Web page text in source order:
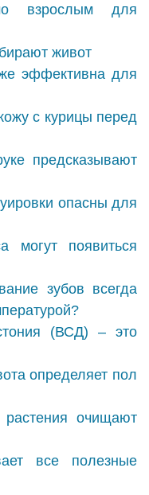
взрослым для
живот
эффективна для
с курицы перед
предсказывают
опасны для
могут появиться
зубов всегда
(ВСД) – это
определяет пол
очищают
все полезные